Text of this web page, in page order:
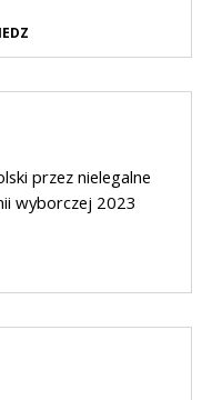
przez nielegalne
wyborczej 2023